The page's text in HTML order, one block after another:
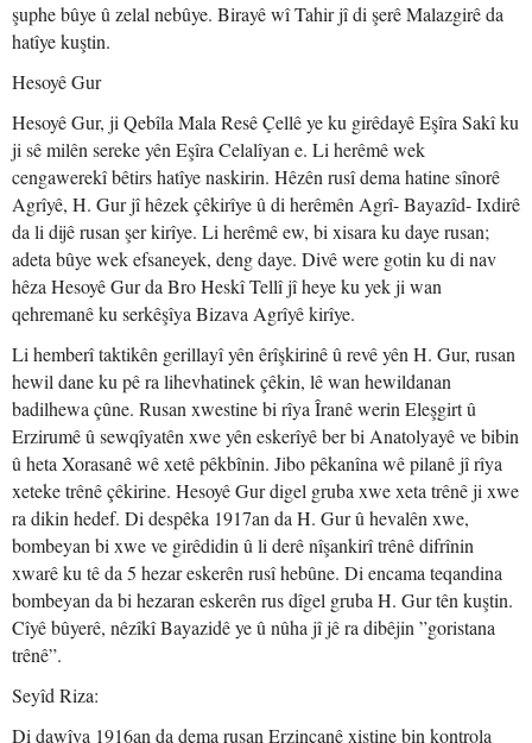
şuphe bûye û zelal nebûye. Birayê wî Tahir jî di şerê Malazgirê da
hatîye kuştin.
Hesoyê Gur
Hesoyê Gur, ji Qebîla Mala Resê Çellê ye ku girêdayê Eşîra Sakî ku
ji sê milên sereke yên Eşîra Celalîyan e. Li herêmê wek
cengawerekî bêtirs hatîye naskirin. Hêzên rusî dema hatine sînorê
Agrîyê, H. Gur jî hêzek çêkirîye û di herêmên Agrî- Bayazîd- Ixdirê
da li dijê rusan şer kirîye. Li herêmê ew, bi xisara ku daye rusan;
adeta bûye wek efsaneyek, deng daye. Divê were gotin ku di nav
hêza Hesoyê Gur da Bro Heskî Tellî jî heye ku yek ji wan
qehremanê ku serkêşîya Bizava Agrîyê kirîye.
Li hemberî taktikên gerillayî yên êrîşkirinê û revê yên H. Gur, rusan
hewil dane ku pê ra lihevhatinek çêkin, lê wan hewildanan
badilhewa çûne. Rusan xwestine bi rîya Îranê werin Eleşgirt û
Erzirumê û sewqîyatên xwe yên eskerîyê ber bi Anatolyayê ve bibin
û heta Xorasanê wê xetê pêkbînin. Jibo pêkanîna wê pilanê jî rîya
xeteke trênê çêkirine. Hesoyê Gur digel gruba xwe xeta trênê ji xwe
ra dikin hedef. Di despêka 1917an da H. Gur û hevalên xwe,
bombeyan bi xwe ve girêdidin û li derê nîşankirî trênê difrînin
xwarê ku tê da 5 hezar eskerên rusî hebûne. Di encama teqandina
bombeyan da bi hezaran eskerên rus dîgel gruba H. Gur tên kuştin.
Cîyê bûyerê, nêzîkî Bayazidê ye û nûha jî jê ra dibêjin ”goristana
trênê”.
Seyîd Riza:
Di dawîya 1916an da dema rusan Erzincanê xistine bin kontrola